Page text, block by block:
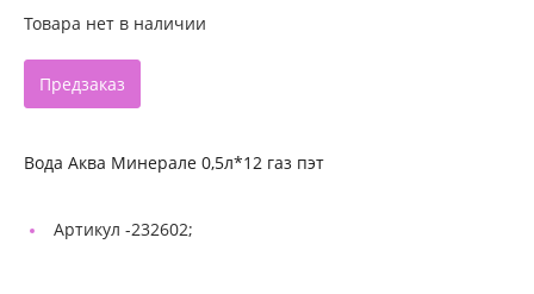
Товара нет в наличии
Предзаказ
Вода Аква Минерале 0,5л*12 газ пэт
Артикул -232602;